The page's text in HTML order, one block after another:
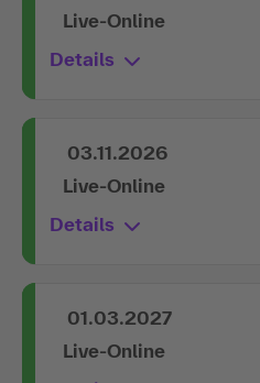
Live-Online
Details
03.11.2026
Live-Online
Details
01.03.2027
Live-Online